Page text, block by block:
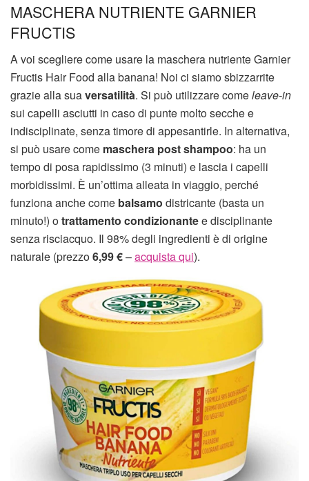
MASCHERA NUTRIENTE GARNIER
FRUCTIS
A voi scegliere come usare la maschera nutriente Garnier
Fructis Hair Food alla banana! Noi ci siamo sbizzarrite
grazie alla suaversatilità. Si può utilizzare comeleave-in
sui capelli asciutti in caso di punte molto secche e
indisciplinate, senza timore di appesantirle. In alternativa,
si può usare come maschera post shampoo: ha un
tempo di posa rapidissimo (3 minuti) e lascia i capelli
morbidissimi. È un’ottima alleata in viaggio, perché
funziona anche come balsamo districante (basta un
minuto!) otrattamento condizionantee disciplinante
senza risciacquo. Il 98% degli ingredienti è di origine
naturale (prezzo6,99€–acquista qui).